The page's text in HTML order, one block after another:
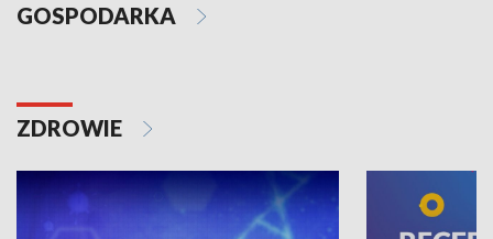
GOSPODARKA
ZDROWIE